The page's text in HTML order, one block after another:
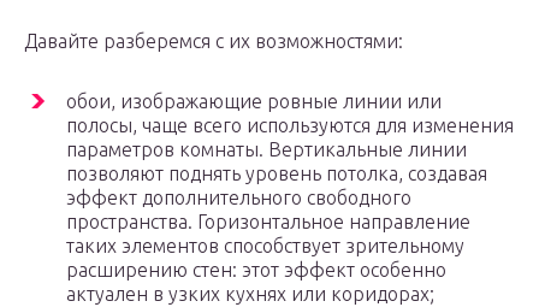
Давайте разберемся с их возможностями:
обои, изображающие ровные линии или
полосы, чаще всего используются для изменения
параметров комнаты. Вертикальные линии
позволяют поднять уровень потолка, создавая
эффект дополнительного свободного
пространства. Горизонтальное направление
таких элементов способствует зрительному
расширению стен: этот эффект особенно
актуален в узких кухнях или коридорах;